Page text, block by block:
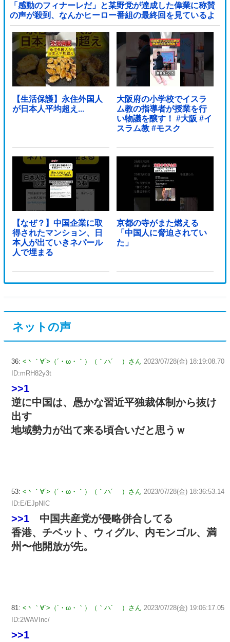
「感動のフィナーレだ」と某野党が達成した偉業に称賛
の声が殺到、なんかヒーロー番組の最終回を見ているよ
うな気分に……他
【生活保護】永住外国人
が日本人平均超え...
大阪府の小学校でイスラ
ム教の指導者が授業を行
い物議を醸す！ #大阪 #イ
スラム教 #モスク
【なぜ？】中国企業に取
得されたマンション、日
本人が出ていきネパール
人で埋まる
京都の寺がまた燃える
「中国人に脅迫されてい
た」
ネットの声
36: <丶｀∀´>（´・ω・｀）（｀ハ´ ）さん 2023/07/28(金) 18:19:08.70
ID:mRH82y3t
>>1
逆に中国は、愚かな習近平独裁体制から抜け
出す
地域勢力が出て来る頃合いだと思うｗ
53: <丶｀∀´>（´・ω・｀）（｀ハ´ ）さん 2023/07/28(金) 18:36:53.14
ID:E/EJpNIC
>>1 中国共産党が侵略併合してる
香港、チベット、ウィグル、内モンゴル、満
州〜他開放が先。
81: <丶｀∀´>（´・ω・｀）（｀ハ´ ）さん 2023/07/28(金) 19:06:17.05
ID:2WAVInc/
>>1